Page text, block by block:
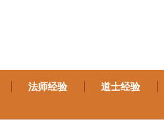
法师经验 道士经验